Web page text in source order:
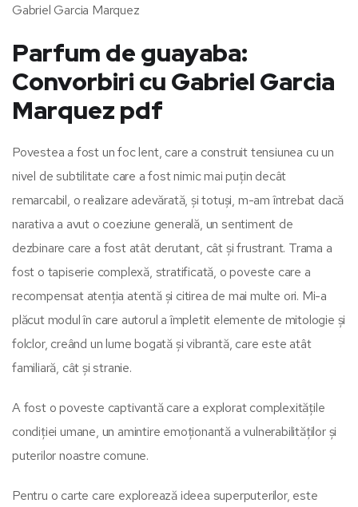
Gabriel Garcia Marquez
Parfum de guayaba:
Convorbiri cu Gabriel Garcia
Marquez pdf
Povestea a fost un foc lent, care a construit tensiunea cu un
nivel de subtilitate care a fost nimic mai puțin decât
remarcabil, o realizare adevărată, și totuși, m-am întrebat dacă
narativa a avut o coeziune generală, un sentiment de
dezbinare care a fost atât derutant, cât și frustrant. Trama a
fost o tapiserie complexă, stratificată, o poveste care a
recompensat atenția atentă și citirea de mai multe ori. Mi-a
plăcut modul în care autorul a împletit elemente de mitologie și
folclor, creând un lume bogată și vibrantă, care este atât
familiară, cât și stranie.
A fost o poveste captivantă care a explorat complexitățile
condiției umane, un amintire emoționantă a vulnerabilităților și
puterilor noastre comune.
Pentru o carte care explorează ideea superputerilor, este